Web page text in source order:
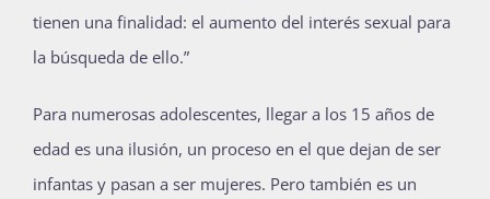
tienen una finalidad: el aumento del interés sexual para
la búsqueda de ello.”
Para numerosas adolescentes, llegar a los 15 años de
edad es una ilusión, un proceso en el que dejan de ser
infantas y pasan a ser mujeres. Pero también es un